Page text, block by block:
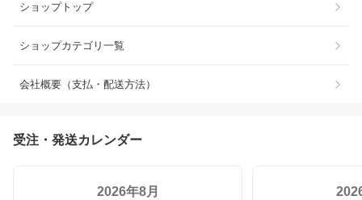
ショップトップ
ショップカテゴリ一覧
会社概要（支払・配送方法）
受注・発送カレンダー
2026年8月